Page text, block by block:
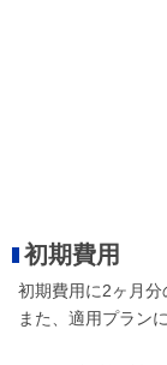
初期費用
初期費用に2ヶ月分
また、適用プラン